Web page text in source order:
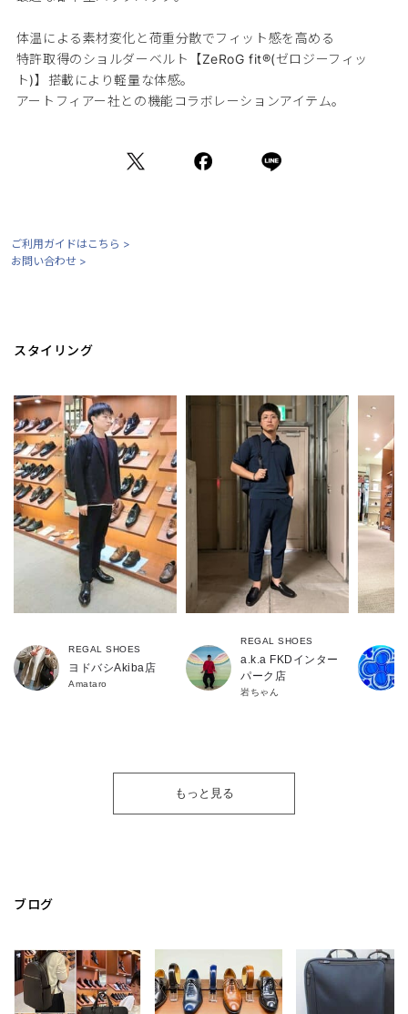
体温による素材変化と荷重分散でフィット感を高める
特許取得のショルダーベルト【ZeRoG fit®(ゼロジーフィッ
ト)】搭載により軽量な体感。
アートフィアー社との機能コラボレーションアイテム。
ご利用ガイドはこちら >
お問い合わせ >
スタイリング
REGAL SHOES
ヨドバシAkiba店
Amataro
REGAL SHOES
a.k.a FKDインター
パーク店
岩ちゃん
もっと見る
ブログ